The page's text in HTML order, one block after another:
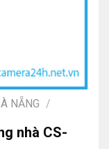
NẴNG /
nhà CS-